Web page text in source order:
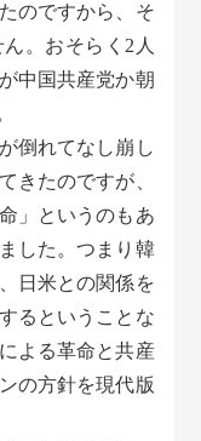
のですから、そ
。おそらく2人
中国共産党か朝
倒れてなし崩し
きたのですが、
」というのもあ
した。つまり韓
日米との関係を
るということな
よる革命と共産
の方針を現代版